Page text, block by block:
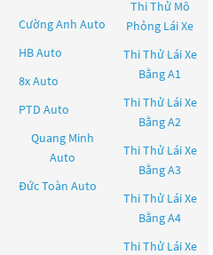
Cường Anh Auto
HB Auto
8x Auto
PTD Auto
Quang Minh
Auto
Đức Toàn Auto
Thi Thử Mô
Phỏng Lái Xe
Thi Thử Lái Xe
Bằng A1
Thi Thử Lái Xe
Bằng A2
Thi Thử Lái Xe
Bằng A3
Thi Thử Lái Xe
Bằng A4
Thi Thử Lái Xe